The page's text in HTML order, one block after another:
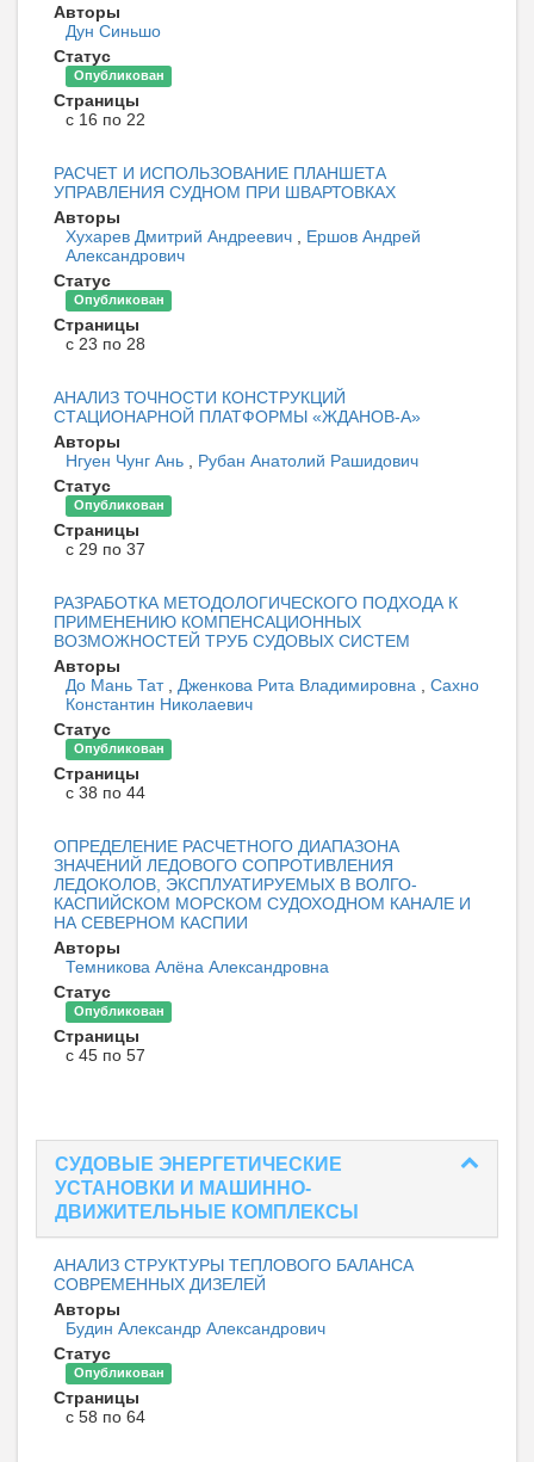
Авторы
Дун Синьшо
Статус
Опубликован
Страницы
с 16 по 22
РАСЧЕТ И ИСПОЛЬЗОВАНИЕ ПЛАНШЕТА
УПРАВЛЕНИЯ СУДНОМ ПРИ ШВАРТОВКАХ
Авторы
Хухарев Дмитрий Андреевич
Ершов Андрей
Александрович
Статус
Опубликован
Страницы
с 23 по 28
АНАЛИЗ ТОЧНОСТИ КОНСТРУКЦИЙ
СТАЦИОНАРНОЙ ПЛАТФОРМЫ «ЖДАНОВ-А»
Авторы
Нгуен Чунг Ань
Рубан Анатолий Рашидович
Статус
Опубликован
Страницы
с 29 по 37
РАЗРАБОТКА МЕТОДОЛОГИЧЕСКОГО ПОДХОДА К
ПРИМЕНЕНИЮ КОМПЕНСАЦИОННЫХ
ВОЗМОЖНОСТЕЙ ТРУБ СУДОВЫХ СИСТЕМ
Авторы
До Мань Тат
Дженкова Рита Владимировна
Сахно
Константин Николаевич
Статус
Опубликован
Страницы
с 38 по 44
ОПРЕДЕЛЕНИЕ РАСЧЕТНОГО ДИАПАЗОНА
ЗНАЧЕНИЙ ЛЕДОВОГО СОПРОТИВЛЕНИЯ
ЛЕДОКОЛОВ, ЭКСПЛУАТИРУЕМЫХ В ВОЛГО-
КАСПИЙСКОМ МОРСКОМ СУДОХОДНОМ КАНАЛЕ И
НА СЕВЕРНОМ КАСПИИ
Авторы
Темникова Алёна Александровна
Статус
Опубликован
Страницы
с 45 по 57
СУДОВЫЕ ЭНЕРГЕТИЧЕСКИЕ
УСТАНОВКИ И МАШИННО-
ДВИЖИТЕЛЬНЫЕ КОМПЛЕКСЫ
АНАЛИЗ СТРУКТУРЫ ТЕПЛОВОГО БАЛАНСА
СОВРЕМЕННЫХ ДИЗЕЛЕЙ
Авторы
Будин Александр Александрович
Статус
Опубликован
Страницы
с 58 по 64